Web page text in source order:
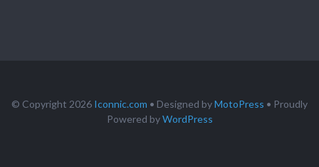
© Copyright 2026 Iconnic.com • Designed byMotoPress • Proudly
Powered byWordPress